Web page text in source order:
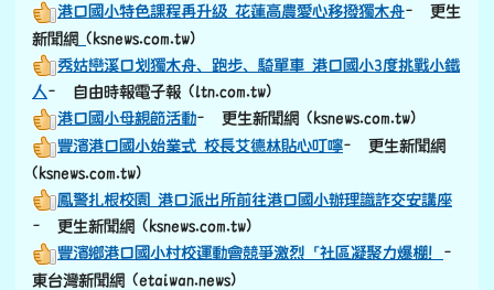
港口國小特色課程再升級 花蓮高農愛心移撥獨木舟– 更生
新聞網 link to https://old.ksnews.com.tw/v2024052007/
(ksnews.com.tw)
秀姑巒溪口划獨木舟、跑步、騎單車 港口國小3度挑戰小鐵
人– 自由時報電子報 (ltn.com.tw)
港口國小母親節活動– 更生新聞網 (ksnews.com.tw)
豐濱港口國小始業式 校長艾德林貼心叮嚀– 更生新聞網
(ksnews.com.tw)
鳳警扎根校園 港口派出所前往港口國小辦理識詐交安講座
– 更生新聞網 (ksnews.com.tw)
豐濱鄉港口國小村校運動會競爭激烈「社區凝聚力爆棚！ –
東台灣新聞網 (etaiwan.news)